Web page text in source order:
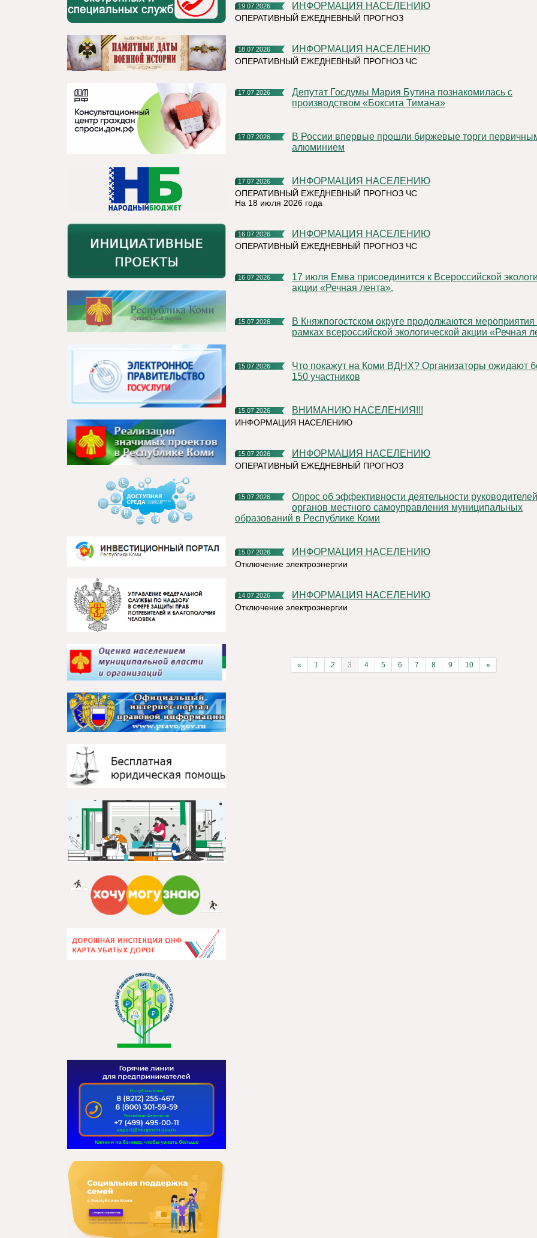
19.07.2026 ИНФОРМАЦИЯ НАСЕЛЕНИЮ
ОПЕРАТИВНЫЙ ЕЖЕДНЕВНЫЙ ПРОГНОЗ
18.07.2026 ИНФОРМАЦИЯ НАСЕЛЕНИЮ
ОПЕРАТИВНЫЙ ЕЖЕДНЕВНЫЙ ПРОГНОЗ ЧС
17.07.2026
Депутат Госдумы Мария Бутина познакомилась с
производством «Боксита Тимана»
17.07.2026
В России впервые прошли биржевые торги первичным
алюминием
17.07.2026 ИНФОРМАЦИЯ НАСЕЛЕНИЮ
ОПЕРАТИВНЫЙ ЕЖЕДНЕВНЫЙ ПРОГНОЗ ЧС
На 18 июля 2026 года
16.07.2026 ИНФОРМАЦИЯ НАСЕЛЕНИЮ
ОПЕРАТИВНЫЙ ЕЖЕДНЕВНЫЙ ПРОГНОЗ ЧС
16.07.2026
17 июля Емва присоединится к Всероссийской экологической
акции «Речная лента».
15.07.2026
В Княжпогостском округе продолжаются мероприятия в
рамках всероссийской экологической акции «Речная
15.07.2026
Что покажут на Коми ВДНХ? Организаторы ожидают более
150 участников
15.07.2026 ВНИМАНИЮ НАСЕЛЕНИЯ!!!
ИНФОРМАЦИЯ НАСЕЛЕНИЮ
15.07.2026 ИНФОРМАЦИЯ НАСЕЛЕНИЮ
ОПЕРАТИВНЫЙ ЕЖЕДНЕВНЫЙ ПРОГНОЗ
15.07.2026
Опрос об эффективности деятельности руководителей
органов местного самоуправления муниципальных
образований в Республике Коми
15.07.2026 ИНФОРМАЦИЯ НАСЕЛЕНИЮ
Отключение электроэнергии
14.07.2026 ИНФОРМАЦИЯ НАСЕЛЕНИЮ
Отключение электроэнергии
« 1 2 3 4 5 6 7 8 9 10 »